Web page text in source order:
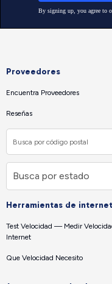
Proveedores
Encuentra Proveedores
Reseñas
Herramientas de internet
Test Velocidad — Medir
Internet
Que Velocidad Necesito